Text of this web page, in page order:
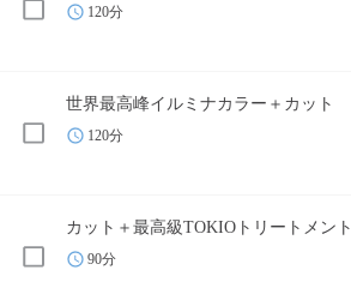
120分
世界最高峰イルミナカラー＋カット
120分
カット＋最高級TOKIOトリートメント
90分